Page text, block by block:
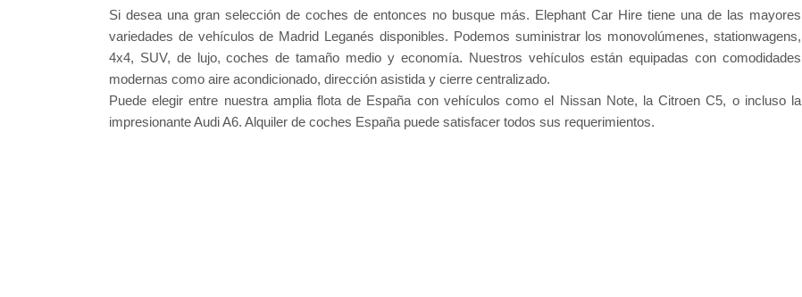
Si desea una gran selección de coches de entonces no busque más. Elephant Car Hire tiene una de las mayores
variedades de vehículos de Madrid Leganés disponibles. Podemos suministrar los monovolúmenes, stationwagens,
4x4, SUV, de lujo, coches de tamaño medio y economía. Nuestros vehículos están equipadas con comodidades
modernas como aire acondicionado, dirección asistida y cierre centralizado.
Puede elegir entre nuestra amplia flota de España con vehículos como el Nissan Note, la Citroen C5, o incluso la
impresionante Audi A6. Alquiler de coches España puede satisfacer todos sus requerimientos.